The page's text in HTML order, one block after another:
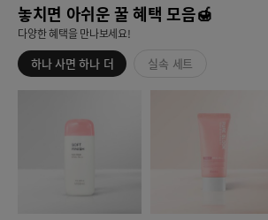
놓치면 아쉬운 꿀 혜택 모음🍯
다양한 혜택을 만나보세요!
하나 사면 하나 더 실속 세트